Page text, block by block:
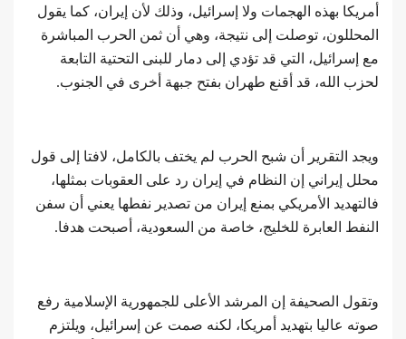
أمريكا بهذه الهجمات ولا إسرائيل، وذلك لأن إيران، كما يقول
المحللون، توصلت إلى نتيجة، وهي أن ثمن الحرب المباشرة
مع إسرائيل، التي قد تؤدي إلى دمار للبنى التحتية التابعة
لحزب الله، قد أقنع طهران بفتح جبهة أخرى في الجنوب.
ويجد التقرير أن شبح الحرب لم يختف بالكامل، لافتا إلى قول
محلل إيراني إن النظام في إيران رد على العقوبات بمثلها،
فالتهديد الأمريكي بمنع إيران من تصدير نفطها يعني أن سفن
النفط العابرة للخليج، خاصة من السعودية، أصبحت هدفا.
وتقول الصحيفة إن المرشد الأعلى للجمهورية الإسلامية رفع
صوته عاليا بتهديد أمريكا، لكنه صمت عن إسرائيل، ويلتزم